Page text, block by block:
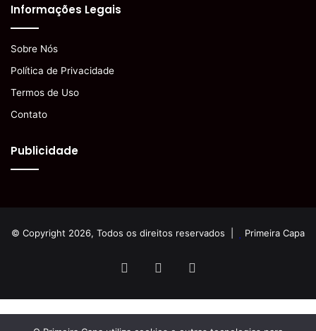
Informações Legais
Sobre Nós
Política de Privacidade
Termos de Uso
Contato
Publicidade
© Copyright 2026, Todos os direitos reservados | Primeira Capa
FacebookYouTube